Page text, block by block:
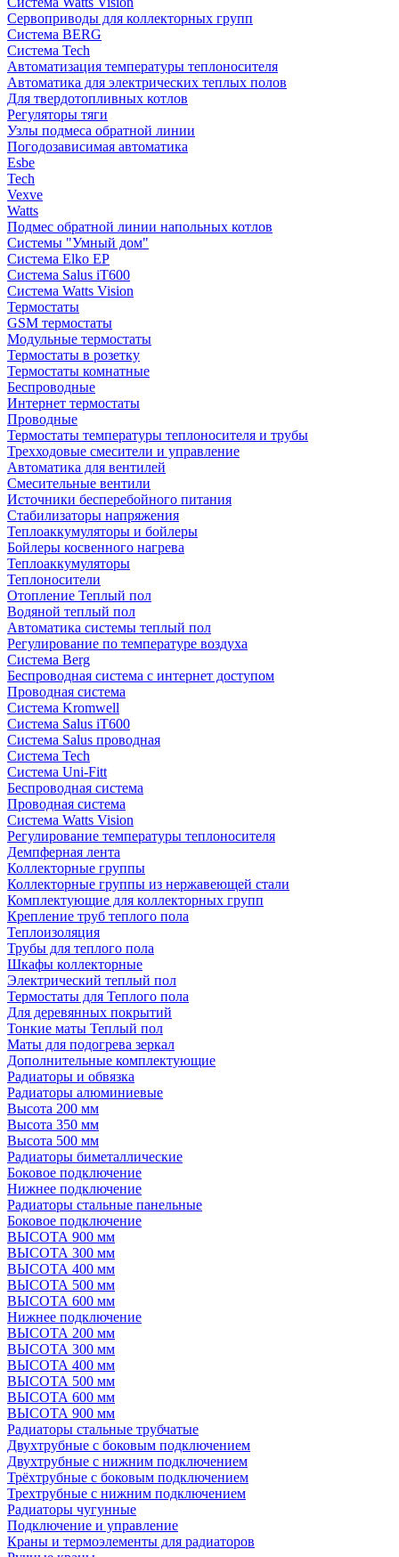
Сервоприводы для коллекторных групп
Система BERG
Система Tech
Автоматизация температуры теплоносителя
Автоматика для электрических теплых полов
Для твердотопливных котлов
Регуляторы тяги
Узлы подмеса обратной линии
Погодозависимая автоматика
Esbe
Tech
Vexve
Watts
Подмес обратной линии напольных котлов
Системы "Умный дом"
Система Elko EP
Система Salus iT600
Система Watts Vision
Термостаты
GSM термостаты
Модульные термостаты
Термостаты в розетку
Термостаты комнатные
Беспроводные
Интернет термостаты
Проводные
Термостаты температуры теплоносителя и трубы
Трехходовые смесители и управление
Автоматика для вентилей
Смесительные вентили
Источники бесперебойного питания
Стабилизаторы напряжения
Теплоаккумуляторы и бойлеры
Бойлеры косвенного нагрева
Теплоаккумуляторы
Теплоносители
Отопление Теплый пол
Водяной теплый пол
Автоматика системы теплый пол
Регулирование по температуре воздуха
Система Berg
Беспроводная система с интернет доступом
Проводная система
Система Kromwell
Система Salus iT600
Система Salus проводная
Система Tech
Система Uni-Fitt
Беспроводная система
Проводная система
Система Watts Vision
Регулирование температуры теплоносителя
Демпферная лента
Коллекторные группы
Коллекторные группы из нержавеющей стали
Комплектующие для коллекторных групп
Крепление труб теплого пола
Теплоизоляция
Трубы для теплого пола
Шкафы коллекторные
Электрический теплый пол
Термостаты для Теплого пола
Для деревянных покрытий
Тонкие маты Теплый пол
Маты для подогрева зеркал
Дополнительные комплектующие
Радиаторы и обвязка
Радиаторы алюминиевые
Высота 200 мм
Высота 350 мм
Высота 500 мм
Радиаторы биметаллические
Боковое подключение
Нижнее подключение
Радиаторы стальные панельные
Боковое подключение
ВЫСОТА 900 мм
ВЫСОТА 300 мм
ВЫСОТА 400 мм
ВЫСОТА 500 мм
ВЫСОТА 600 мм
Нижнее подключение
ВЫСОТА 200 мм
ВЫСОТА 300 мм
ВЫСОТА 400 мм
ВЫСОТА 500 мм
ВЫСОТА 600 мм
ВЫСОТА 900 мм
Радиаторы стальные трубчатые
Двухтрубные с боковым подключением
Двухтрубные с нижним подключением
Трёхтрубные с боковым подключением
Трехтрубные с нижним подключением
Радиаторы чугунные
Подключение и управление
Краны и термоэлементы для радиаторов